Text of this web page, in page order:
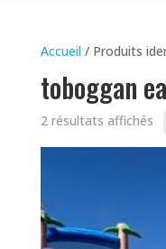
Accueil / Produits
toboggan
2 résultats affichés